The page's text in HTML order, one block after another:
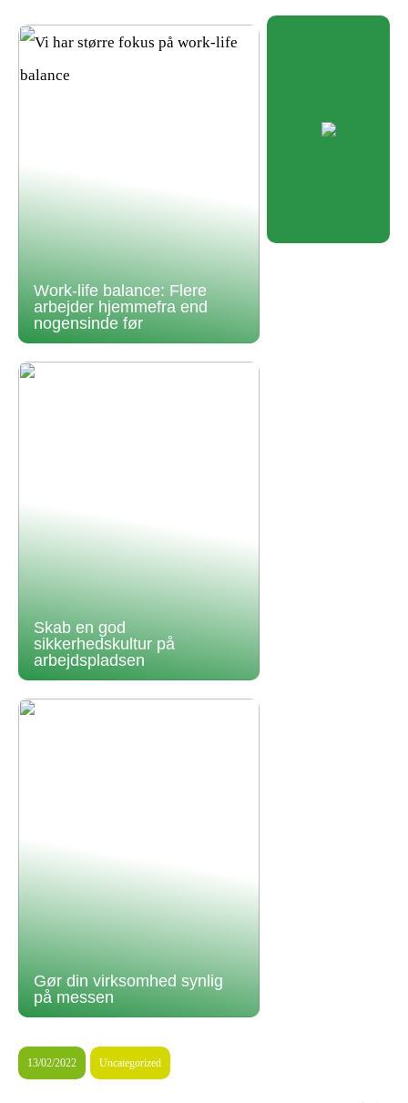
Work-life balance: Flere
arbejder hjemmefra end
nogensinde før
Skab en god
sikkerhedskultur på
arbejdspladsen
Gør din virksomhed synlig
på messen
13/02/2022 Uncategorized